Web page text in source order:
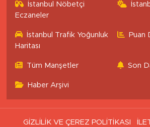
İstanbul Nöbetçi
Eczaneler
İstanbul Trafik Yoğunluk
Haritası
Puan
Tüm Manşetler Son
Haber Arşivi
GİZLİLİK VE ÇEREZ POLİTİKASI